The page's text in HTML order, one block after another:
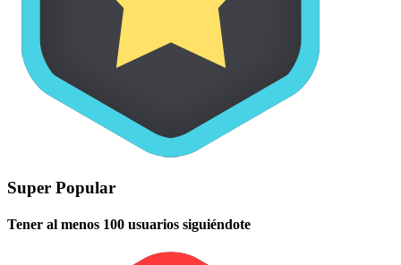
Super Popular
Tener al menos 100 usuarios siguiéndote